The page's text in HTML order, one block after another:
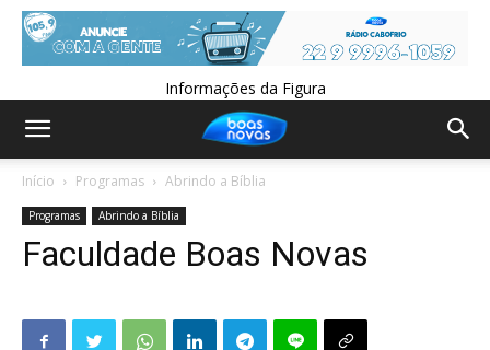
Informações da Figura
Início Programas Abrindo a Bíblia
Programas Abrindo a Bíblia
Faculdade Boas Novas